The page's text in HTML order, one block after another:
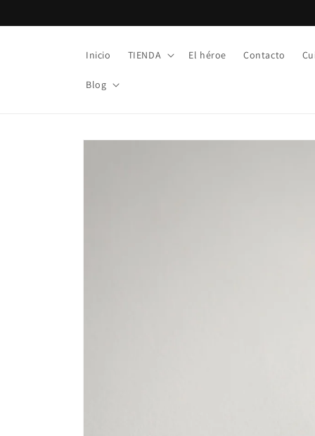
al contenido
Inicio TIENDA El héroe Contacto
Blog
directamente